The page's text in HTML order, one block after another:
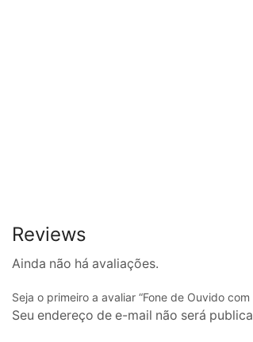
Reviews
Ainda não há avaliações.
Seja o primeiro a avaliar “Fone de Ouvido com
Seu endereço de e-mail não será